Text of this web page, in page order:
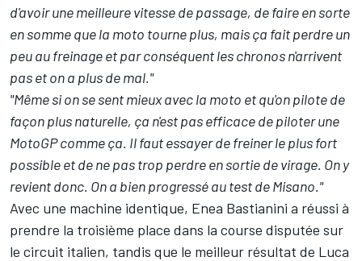
d'avoir une meilleure vitesse de passage, de faire en sorte
en somme que la moto tourne plus, mais ça fait perdre un
peu au freinage et par conséquent les chronos n'arrivent
pas et on a plus de mal."
"Même si on se sent mieux avec la moto et qu'on pilote de
façon plus naturelle, ça n'est pas efficace de piloter une
MotoGP comme ça. Il faut essayer de freiner le plus fort
possible et de ne pas trop perdre en sortie de virage. On y
revient donc. On a bien progressé au test de Misano."
Avec une machine identique, Enea Bastianini a réussi à
prendre la troisième place dans la course disputée sur
le circuit italien, tandis que le meilleur résultat de Luca